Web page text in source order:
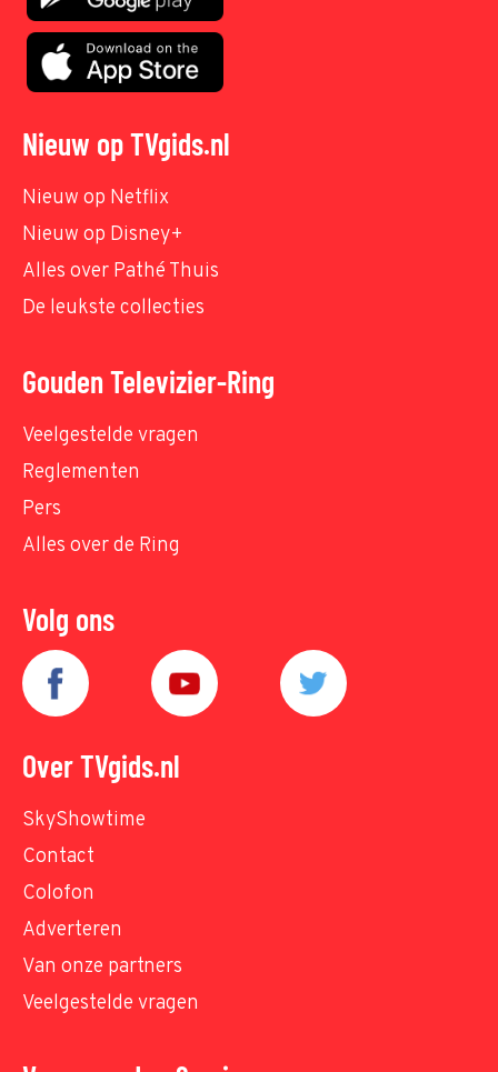
Nieuw op TVgids.nl
Nieuw op Netflix
Nieuw op Disney+
Alles over Pathé Thuis
De leukste collecties
Gouden Televizier-Ring
Veelgestelde vragen
Reglementen
Pers
Alles over de Ring
Volg ons
Over TVgids.nl
SkyShowtime
Contact
Colofon
Adverteren
Van onze partners
Veelgestelde vragen